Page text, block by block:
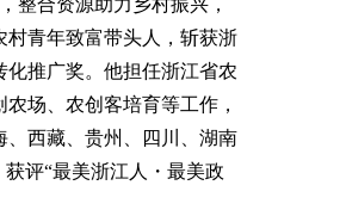
整合资源助力乡村振兴，
村青年致富带头人，斩获浙
推广奖。他担任浙江省农
场、农创客培育等工作，
西藏、贵州、四川、湖南
评“最美浙江人・最美政